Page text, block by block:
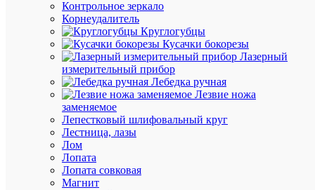
Контрольное зеркало
Корнеудалитель
Круглогубцы
Кусачки бокорезы
Лазерный
измерительный прибор
Лебедка ручная
Лезвие ножа
заменяемое
Лепестковый шлифовальный круг
Лестница, лазы
Лом
Лопата
Лопата совковая
Магнит